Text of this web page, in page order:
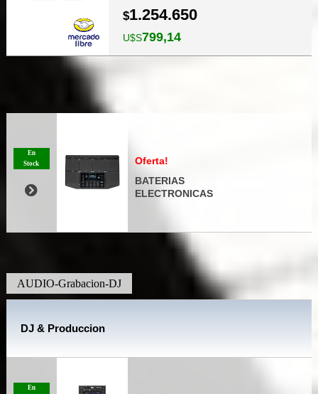
$1.254.650
U$S799,14
En
Stock
Oferta!
BATERIAS
ELECTRONICAS
AUDIO-Grabacion-DJ
DJ & Produccion
En